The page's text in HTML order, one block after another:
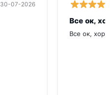
30-07-2026
Все ок,
Все ок,